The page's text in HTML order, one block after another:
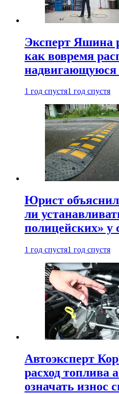
Эксперт Яшина
как вовремя
надвигающуюся
1 год спустя1 год спустя
Юрист
ли
полицейских» у
1 год спустя1 год спустя
Автоэксперт
расход топлива
означать износ